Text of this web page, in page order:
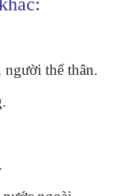
người thế thân.